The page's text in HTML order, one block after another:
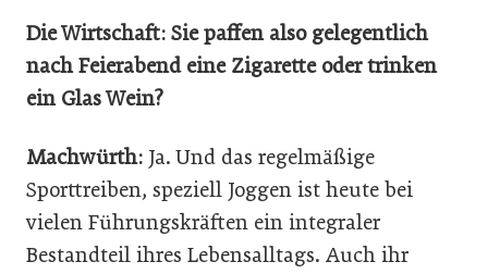
Die Wirtschaft: Sie paffen also gelegentlich
nach Feierabend eine Zigarette oder trinken
ein Glas Wein?
Machwürth: Ja. Und das regelmäßige
Sporttreiben, speziell Joggen ist heute bei
vielen Führungskräften ein integraler
Bestandteil ihres Lebensalltags. Auch ihr